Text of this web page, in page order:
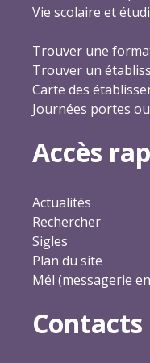
Vie scolaire et
Trouver une
Trouver un
Carte des
Journées portes
Accès
Actualités
Rechercher
Sigles
Plan du site
Mél (messagerie
Contacts